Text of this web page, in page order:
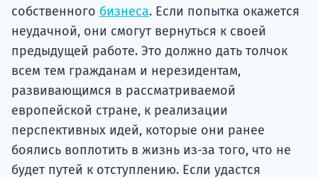
собственного бизнеса. Если попытка окажется
неудачной, они смогут вернуться к своей
предыдущей работе. Это должно дать толчок
всем тем гражданам и нерезидентам,
развивающимся в рассматриваемой
европейской стране, к реализации
перспективных идей, которые они ранее
боялись воплотить в жизнь из-за того, что не
будет путей к отступлению. Если удастся